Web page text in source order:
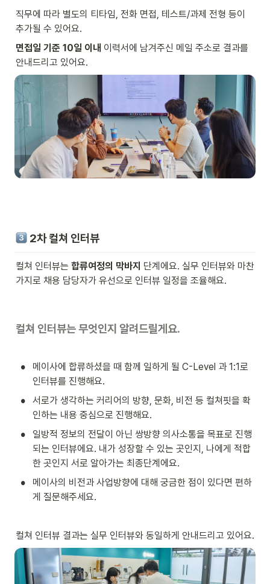
직무에 따라 별도의 티타임, 전화 면접, 테스트/과제 전형 등이
추가될 수 있어요.
면접일 기준 10일 이내 이력서에 남겨주신 메일 주소로 결과를
안내드리고 있어요.
2차 컬쳐 인터뷰
컬쳐 인터뷰는 합류여정의 막바지 단계에요. 실무 인터뷰와 마찬
가지로 채용 담당자가 유선으로 인터뷰 일정을 조율해요.
컬쳐 인터뷰는 무엇인지 알려드릴게요.
•
메이사에 합류하셨을 때 함께 일하게 될 C-Level 과 1:1로
인터뷰를 진행해요.
•
서로가 생각하는 커리어의 방향, 문화, 비전 등 컬쳐핏을 확
인하는 내용 중심으로 진행해요.
•
일방적 정보의 전달이 아닌 쌍방향 의사소통을 목표로 진행
되는 인터뷰에요. 내가 성장할 수 있는 곳인지, 나에게 적합
한 곳인지 서로 알아가는 최종단계에요.
•
메이사의 비전과 사업방향에 대해 궁금한 점이 있다면 편하
게 질문해주세요.
컬쳐 인터뷰 결과는 실무 인터뷰와 동일하게 안내드리고 있어요.